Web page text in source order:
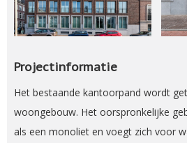
Projectinformatie
Het bestaande kantoorpand wordt
woongebouw. Het oorspronkelijke
als een monoliet en voegt zich voor